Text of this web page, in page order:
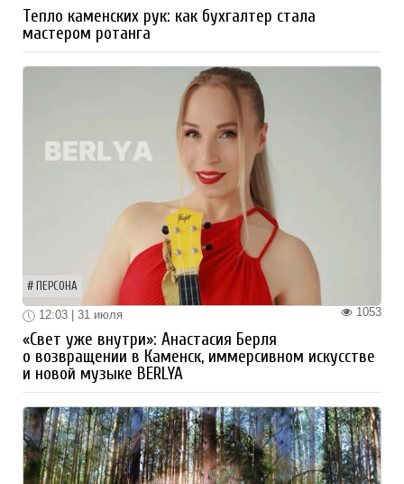
Тепло каменских рук: как бухгалтер стала
мастером ротанга
ПЕРСОНА
1053
12:03 | 31 июля
«Свет уже внутри»: Анастасия Берля
о возвращении в Каменск, иммерсивном искусстве
и новой музыке BERLYA